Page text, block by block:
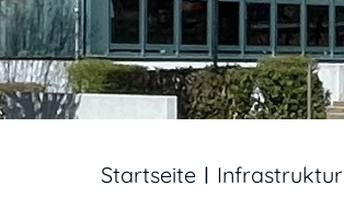
Startseite Infrastruktur